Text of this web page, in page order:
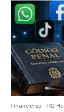
Financieras RD